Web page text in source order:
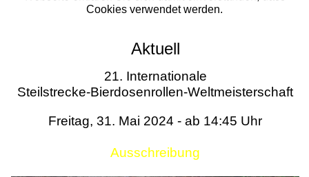
Literatur
Termine
Cookies verwendet werden.
Aktuell
21. Internationale
Steilstrecke-Bierdosenrollen-Weltmeisterschaft
Freitag, 31. Mai 2024 - ab 14:45 Uhr
Ausschreibung